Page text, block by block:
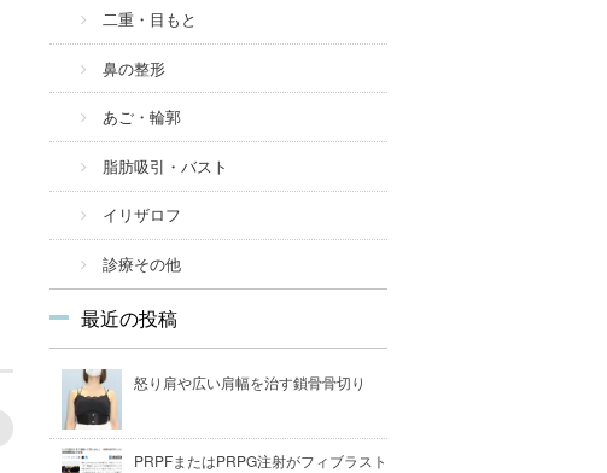
二重・目もと
鼻の整形
あご・輪郭
脂肪吸引・バスト
イリザロフ
診療その他
最近の投稿
怒り肩や広い肩幅を治す鎖骨骨切り
PRPFまたはPRPG注射がフィブラスト